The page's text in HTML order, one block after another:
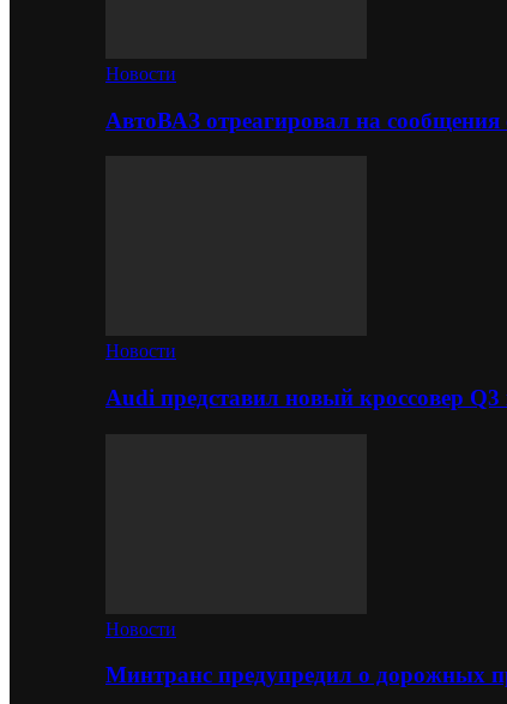
Новости
АвтоВАЗ отреагировал на
Новости
Audi представил новый кроссовер
Новости
Минтранс предупредил о дорожных